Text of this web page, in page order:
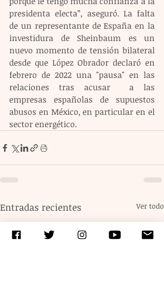
presidenta electa”, aseguró. La falta
de un representante de España en la
investidura de Sheinbaum es un
nuevo momento de tensión bilateral
desde que López Obrador declaró en
febrero de 2022 una "pausa" en las
relaciones tras acusar  a las
empresas españolas de supuestos
abusos en México, en particular en el
sector energético.
Entradas recientes Ver todo